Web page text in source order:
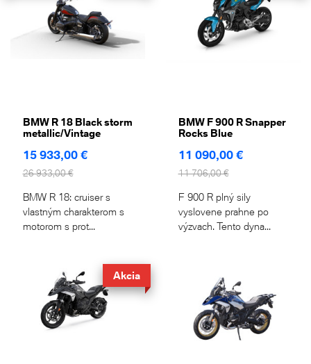
BMW R 18 Black storm
metallic/Vintage
15 933,00 €
26 933,00 €
BMW R 18: cruiser s
vlastným charakterom s
motorom s prot...
BMW F 900 R Snapper
Rocks Blue
11 090,00 €
11 706,00 €
F 900 R plný sily
vyslovene prahne po
výzvach. Tento dyna...
Akcia